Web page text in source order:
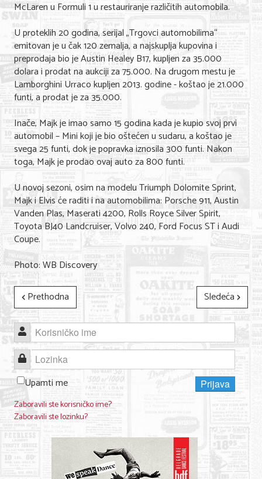
MARKETING
KONTAKT
O NAMA
McLaren u Formuli 1 u restauriranje različitih automobila.
U proteklih 20 godina, serijal „Trgovci automobilima“
emitovan je u čak 120 zemalja, a najskuplja kupovina i
preprodaja bio je Austin Healey B17, kupljen za 35.000
dolara i prodat na aukciji za 75.000. Na drugom mestu je
Lamborghini Urraco kupljen 2013. godine - koštao je 21.000
funti, a prodat je za 35.000.
Inače, Majk je imao samo 15 godina kada je kupio svoj prvi
automobil – Mini koji je bio oštećen u sudaru, a koštao je
svega 25 funti, dok je popravka iznosila 300 funti. Nakon
toga, Majk je prodao ovaj auto za 800 funti.
U novoj sezoni, osim na modelu Triumph Dolomite Sprint,
Majk i Elvis će raditi i na automobilima: Porsche 911, Austin
Vanden Plas, Maserati 4200, Rolls Royce Silver Spirit,
Toyota BJ40 Landcruiser, Volvo 240, Ford Focus ST i Audi
Coupe.
Photo: WB Discovery
Prethodna
Sledeća
Korisničko ime
Lozinka
Upamti me
Prijava
Zaboravili ste korisničko ime?
Zaboravili ste lozinku?